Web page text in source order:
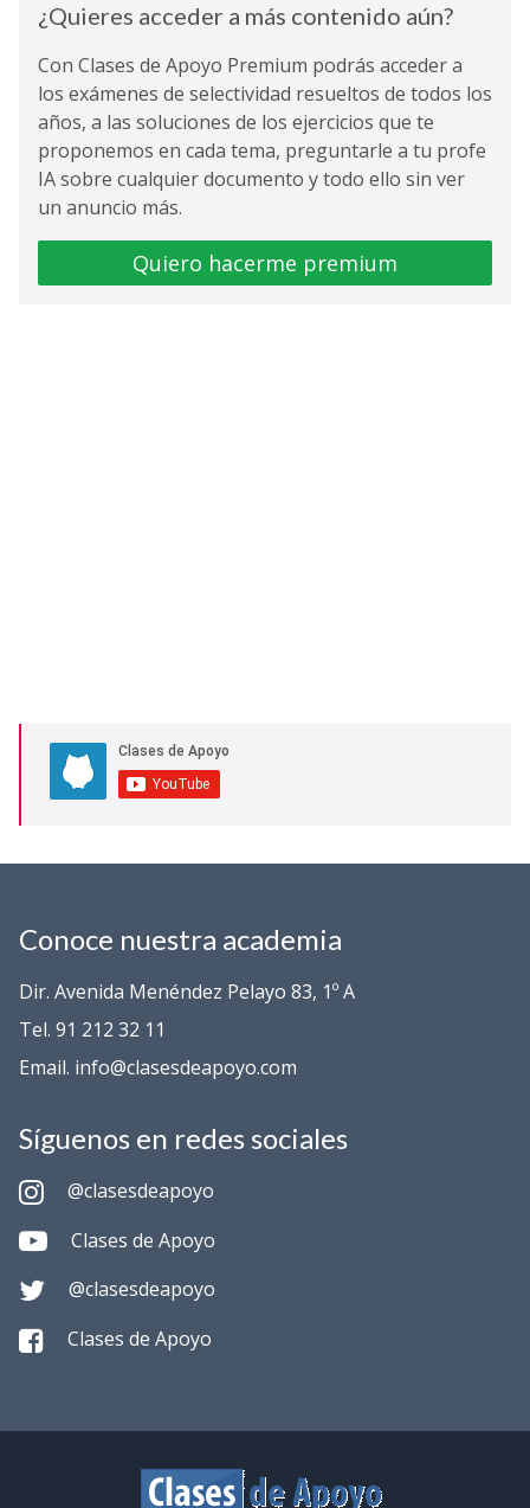
¿Quieres acceder a más contenido aún?
Con Clases de Apoyo Premium podrás acceder a
los exámenes de selectividad resueltos de todos los
años, a las soluciones de los ejercicios que te
proponemos en cada tema, preguntarle a tu profe
IA sobre cualquier documento y todo ello sin ver
un anuncio más.
Quiero hacerme premium
Conoce nuestra academia
Dir. Avenida Menéndez Pelayo 83, 1º A
Tel. 91 212 32 11
Email. info@clasesdeapoyo.com
Síguenos en redes sociales
@clasesdeapoyo
Clases de Apoyo
@clasesdeapoyo
Clases de Apoyo